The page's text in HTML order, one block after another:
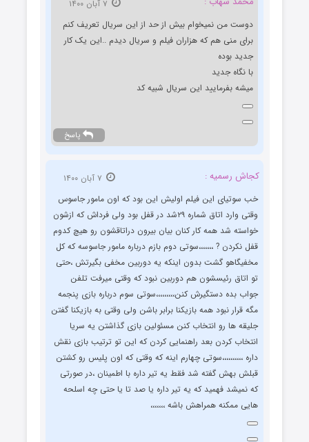
دوست من نمیخوام بیش از حد از این سریال تعریف کنم
برای منی هم که هزاران فیلم و سریال دیدم ..این یک کار
جدید بوده
با نگاه جدید
میشه بفرمایید این سریال شبیه کد
پاسخ
کجاش رسمیه :
خب سوتیای این فیلم اولیش این بود که اون مامور جاسوس
وقتی وارد اتاق شماره ۲۹شد در قفل بود ولی فرداش که ازشون
خواسته شد همه کار کنان بیان بیرون دراتاقشون رو هیچ کدوم
قفل نکردن ? ،،،،،،،سوتی دوم بازم درباره مامور جاسوسه که کل
مخفیگاهو گشت بدون اینکه یه دوربین مخفی بگیرتش ،حتی
تو اتاق رئیسشون هم دوربین نبود که وقتی میرفت تلفن
جواب بده دستگیرش کنن،،،،،،،،،سوتی سوم درباره بازی پنجمه
مگه قرار نبود همه بازیکنا برابر باشن ولی وقتی به بازیکنا گفتن
جلیقه ها رو انتخاب کنن مسئولین بازی گذاشتن یه سریا
انتخاب کردن بعد راهنمایی کردن که این تو ترتیب بازی نقش
داره ،،،،،،،،،،سوتی چهارم اینه که وقتی که اون پلیس رو کشتن
قبلش بهش گفته شد فقط یه تیر داره با اطمینان ،در صورتی
که نمیشد فهمید که یه تیر داره یا صد تا یا حتی چه اسلحه
هایی ممکنه همراهش باشه ،،،،،،،